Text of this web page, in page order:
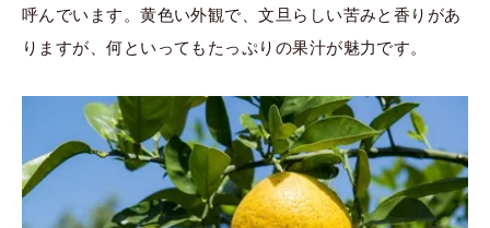
呼んでいます。黄色い外観で、文旦らしい苦みと香りがあ
りますが、何といってもたっぷりの果汁が魅力です。